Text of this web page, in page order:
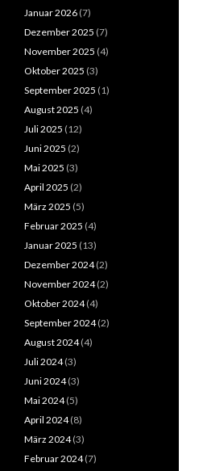
Januar 2026 (7)
Dezember 2025 (7)
November 2025 (4)
Oktober 2025 (3)
September 2025 (1)
August 2025 (4)
Juli 2025 (12)
Juni 2025 (2)
Mai 2025 (3)
April 2025 (2)
März 2025 (5)
Februar 2025 (4)
Januar 2025 (13)
Dezember 2024(2)
November 2024(2)
Oktober 2024(4)
September 2024(2)
August 2024(4)
Juli 2024(3)
Juni 2024(3)
Mai 2024(5)
April 2024(8)
März 2024(3)
Februar 2024(7)